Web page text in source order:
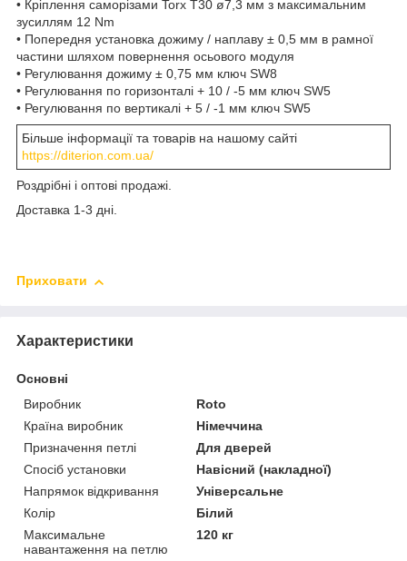
• Кріплення саморізами Torx T30 ø7,3 мм з максимальним
зусиллям 12 Nm
• Попередня установка дожиму / наплаву ± 0,5 мм в рамної
частини шляхом повернення осьового модуля
• Регулювання дожиму ± 0,75 мм ключ SW8
• Регулювання по горизонталі + 10 / -5 мм ключ SW5
• Регулювання по вертикалі + 5 / -1 мм ключ SW5
Більше інформації та товарів на нашому сайті
https://diterion.com.ua/
Роздрібні і оптові продажі.
Доставка 1-3 дні.
Приховати
Характеристики
Основні
Виробник
Roto
Країна виробник
Німеччина
Призначення петлі
Для дверей
Спосіб установки
Навісний (накладної)
Напрямок відкривання
Універсальне
Колір
Білий
Максимальне
навантаження на петлю
120 кг